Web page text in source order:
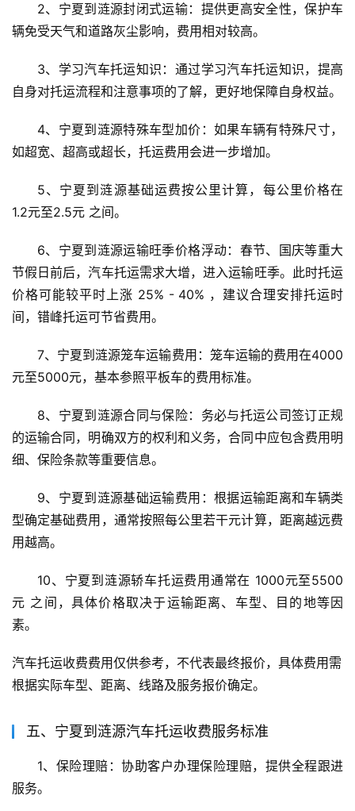
2、宁夏到涟源封闭式运输：提供更高安全性，保护车
辆免受天气和道路灰尘影响，费用相对较高。
3、学习汽车托运知识：通过学习汽车托运知识，提高
自身对托运流程和注意事项的了解，更好地保障自身权益。
4、宁夏到涟源特殊车型加价：如果车辆有特殊尺寸，
如超宽、超高或超长，托运费用会进一步增加。
5、宁夏到涟源基础运费按公里计算，每公里价格在
1.2元至2.5元 之间。
6、宁夏到涟源运输旺季价格浮动：春节、国庆等重大
节假日前后，汽车托运需求大增，进入运输旺季。此时托运
价格可能较平时上涨 25% - 40% ，建议合理安排托运时
间，错峰托运可节省费用。
7、宁夏到涟源笼车运输费用：笼车运输的费用在4000
元至5000元，基本参照平板车的费用标准。
8、宁夏到涟源合同与保险：务必与托运公司签订正规
的运输合同，明确双方的权利和义务，合同中应包含费用明
细、保险条款等重要信息。
9、宁夏到涟源基础运输费用：根据运输距离和车辆类
型确定基础费用，通常按照每公里若干元计算，距离越远费
用越高。
10、宁夏到涟源轿车托运费用通常在 1000元至5500
元 之间，具体价格取决于运输距离、车型、目的地等因
素。
汽车托运收费费用仅供参考，不代表最终报价，具体费用需
根据实际车型、距离、线路及服务报价确定。
五、宁夏到涟源汽车托运收费服务标准
1、保险理赔：协助客户办理保险理赔，提供全程跟进
服务。